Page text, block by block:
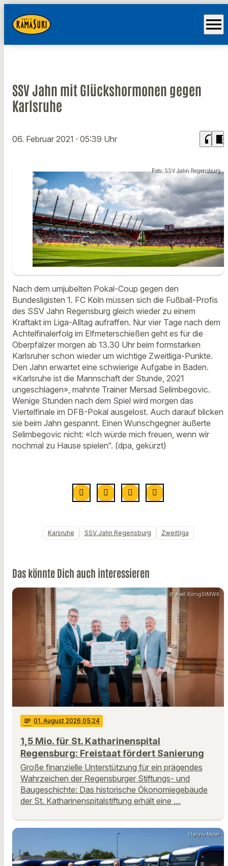
menu
SSV Jahn mit Glückshormonen gegen
Karlsruhe
06. Februar 2021 · 05:39 Uhr headphones chrome_reader_mode
Foto: SSV Jahn Regensburg
Nach dem umjubelten Pokal-Coup gegen den
Bundesligisten 1. FC Köln müssen sich die Fußball-Profis
des SSV Jahn Regensburg gleich wieder zu einem
Kraftakt im Liga-Alltag aufraffen. Nur vier Tage nach dem
Achtelfinalerfolg im Elfmeterschießen geht es für die
Oberpfälzer morgen ab 13.30 Uhr beim formstarken
Karlsruher schon wieder um wichtige Zweitliga-Punkte.
Den Jahn erwartet eine schwierige Aufgabe in Baden.
«Karlsruhe ist die Mannschaft der Stunde, 2021
ungeschlagen», mahnte Trainer Mersad Selimbegovic.
Wenige Stunden nach dem Spiel wird morgen das
Viertelfinale im DFB-Pokal ausgelost. Auch darauf blicken
sie beim Jahn gespannt. Einen Wunschgegner äußerte
Selimbegovic nicht: «Ich würde mich freuen, wenn wir
nochmal zu Hause spielen“. (dpa, gekürzt)
Karsruhe SSV Jahn Regensburg Zweitliga
Das könnte Dich auch interessieren
© Axel KönigStMWK
notes 01. August 2026 05:24
1,5 Mio. für St. Katharinenspital
Regensburg: Freistaat fördert Sanierung
Große finanzielle Unterstützung für ein prägendes
Wahrzeichen der Regensburger Stiftungs- und
Baugeschichte: Das historische Ökonomiegebäude
der St. Katharinenspitalstiftung erhält eine …
Hanno Meier